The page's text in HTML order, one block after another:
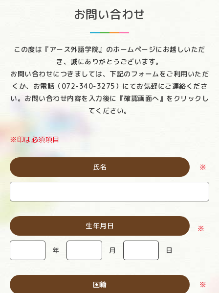
お問い合わせ
この度は『アース外語学院』のホームページにお越しいただ
き、誠にありがとうございます。
お問い合わせにつきましては、下記のフォームをご利用いただ
くか、お電話（072-340-3275）にてお気軽にご連絡くださ
い。お問い合わせ内容を入力後に『確認画面へ』をクリックし
てください。
※印は必須項目
氏名 ※
生年月日 ※
年 月 日
国籍 ※